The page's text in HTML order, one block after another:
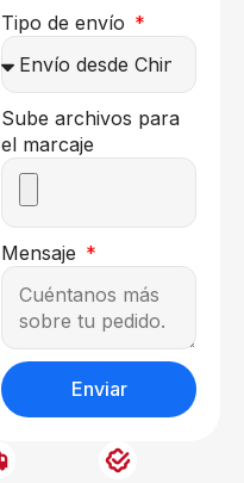
Tipo de envío
Sube archivos para
el marcaje
Mensaje
Enviar